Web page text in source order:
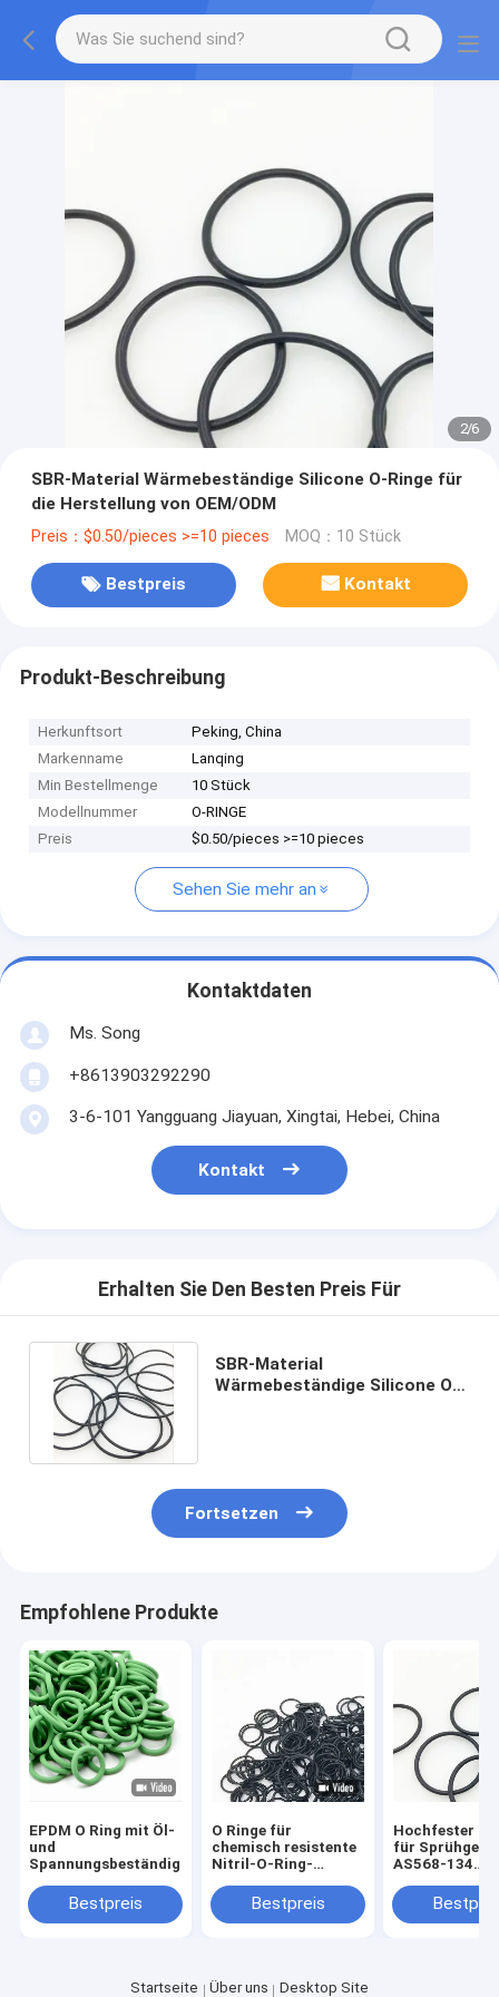
2/6
SBR-Material Wärmebeständige Silicone O-Ringe für
die Herstellung von OEM/ODM
Preis：$0.50/pieces >=10 pieces MOQ：10 Stück
Bestpreis Kontakt
Produkt-Beschreibung
Herkunftsort
Peking, China
Markenname
Lanqing
Min Bestellmenge
10 Stück
Modellnummer
O-RINGE
Preis
$0.50/pieces >=10 pieces
Sehen Sie mehr an
Kontaktdaten
Ms. Song
+8613903292290
3-6-101 Yangguang Jiayuan, Xingtai, Hebei, China
Kontakt
Erhalten Sie Den Besten Preis Für
SBR-Material
Wärmebeständige Silicone O-
Fortsetzen
Empfohlene Produkte
EPDM O Ring mit Öl-
und
Spannungsbeständigkeit
Bestpreis
O Ringe für
chemisch resistente
Nitril-O-Ring-
der Industrie
Bestpreis
Hochfester O-
für
AS568-134
EPDM FKM
Startseite Über uns Desktop Site